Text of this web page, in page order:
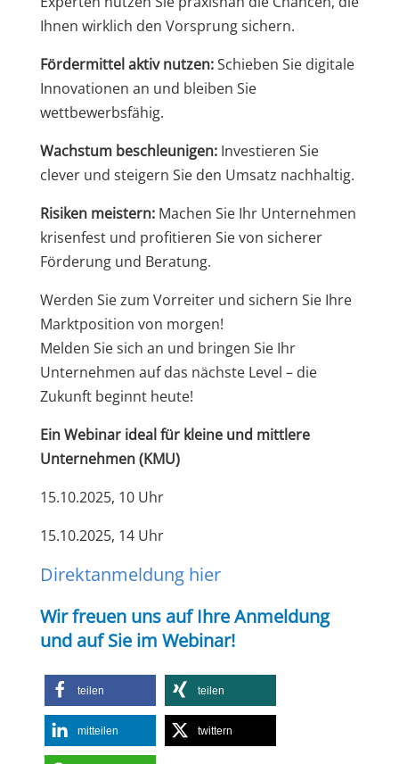
Ihnen wirklich den Vorsprung sichern.
Fördermittel aktiv nutzen:Schieben Sie digitale
Innovationen an und bleiben Sie
wettbewerbsfähig.
Wachstum beschleunigen: Investieren Sie
clever und steigern Sie den Umsatz nachhaltig.
Risiken meistern: Machen Sie Ihr Unternehmen
krisenfest und profitieren Sie von sicherer
Förderung und Beratung.
Werden Sie zum Vorreiter und sichern Sie Ihre
Marktposition von morgen!
Melden Sie sich an und bringen Sie Ihr
Unternehmen auf das nächste Level – die
Zukunft beginnt heute!
Ein Webinar ideal für kleine und mittlere
Unternehmen (KMU)
15.10.2025, 10 Uhr
15.10.2025, 14 Uhr
Direktanmeldung hier
Wir freuen uns auf Ihre Anmeldung
und auf Sie im Webinar!
teilen teilen
mitteilen twittern